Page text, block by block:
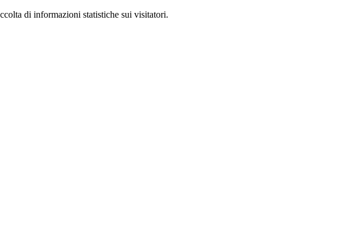
di informazioni statistiche sui visitatori.